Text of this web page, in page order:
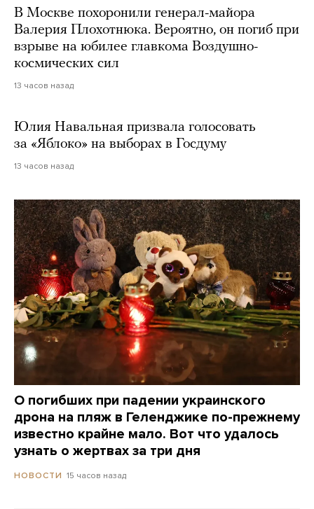
В Москве похоронили генерал-майора
Валерия Плохотнюка. Вероятно, он погиб при
взрыве на юбилее главкома Воздушно-
космических сил
13 часов назад
Юлия Навальная призвала голосовать
за «Яблоко» на выборах в Госдуму
13 часов назад
О погибших при падении украинского
дрона на пляж в Геленджике по-прежнему
известно крайне мало. Вот что удалось
узнать о жертвах за три дня
НОВОСТИ 15 часов назад